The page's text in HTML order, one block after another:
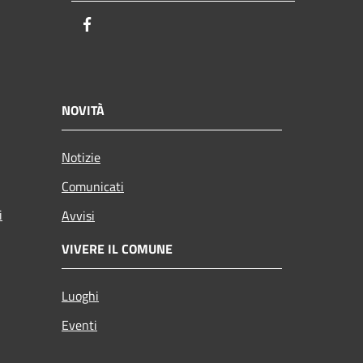
NOVITÀ
Notizie
Comunicati
Avvisi
VIVERE IL COMUNE
Luoghi
Eventi